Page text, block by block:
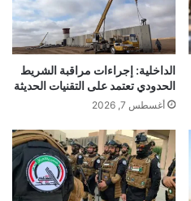
الداخلية: إجراءات مراقبة الشريط
الحدودي تعتمد على التقنيات الحديثة
أغسطس 7, 2026